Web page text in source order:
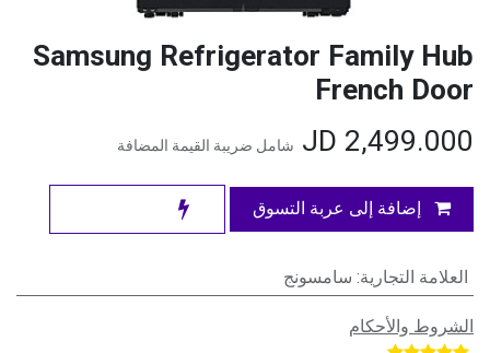
Samsung Refrigerator Family Hub
French Door
2,499.000
شامل ضريبة القيمة المضافة
إضافة إلى عربة التسوق
العلامة التجارية: سامسونج
الشروط والأحكام